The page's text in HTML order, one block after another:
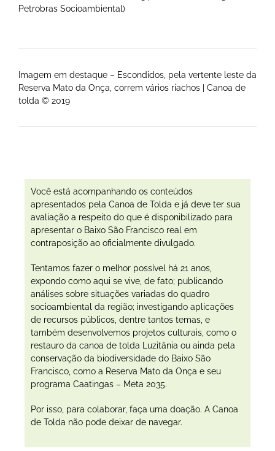
Petrobras Socioambiental)
Imagem em destaque – Escondidos, pela vertente leste da
Reserva Mato da Onça, correm vários riachos | Canoa de
tolda © 2019
Você está acompanhando os conteúdos
apresentados pela Canoa de Tolda e já deve ter sua
avaliação a respeito do que é disponibilizado para
apresentar o Baixo São Francisco real em
contraposição ao oficialmente divulgado.
Tentamos fazer o melhor possível há 21 anos,
expondo como aqui se vive, de fato; publicando
análises sobre situações variadas do quadro
socioambiental da região; investigando aplicações
de recursos públicos, dentre tantos temas, e
também desenvolvemos projetos culturais, como o
restauro da canoa de tolda Luzitânia ou ainda pela
conservação da biodiversidade do Baixo São
Francisco, como a Reserva Mato da Onça e seu
programa Caatingas – Meta 2035.
Por isso, para colaborar, faça uma doação. A Canoa
de Tolda não pode deixar de navegar.